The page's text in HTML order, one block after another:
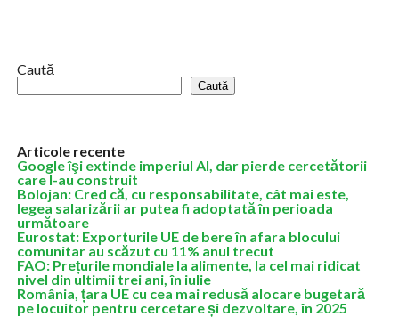
Caută
Caută
Articole recente
Google îşi extinde imperiul AI, dar pierde cercetătorii
care l-au construit
Bolojan: Cred că, cu responsabilitate, cât mai este,
legea salarizării ar putea fi adoptată în perioada
următoare
Eurostat: Exporturile UE de bere în afara blocului
comunitar au scăzut cu 11% anul trecut
FAO: Prețurile mondiale la alimente, la cel mai ridicat
nivel din ultimii trei ani, în iulie
România, țara UE cu cea mai redusă alocare bugetară
pe locuitor pentru cercetare și dezvoltare, în 2025